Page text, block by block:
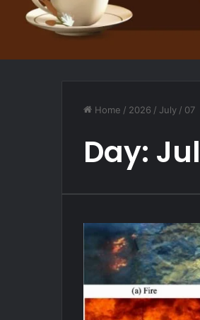
Home / 2026 / July / 07
Day: